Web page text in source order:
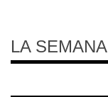
LA SEMANA